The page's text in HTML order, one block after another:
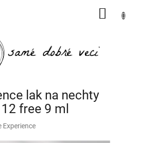
lak na nechty
free 9 ml
Experience